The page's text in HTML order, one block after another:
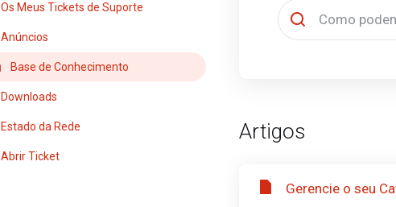
Os Meus Tickets de Suporte
Anúncios
Base de Conhecimento
Downloads
Estado da Rede
Abrir Ticket
Artigos
Gerencie o seu